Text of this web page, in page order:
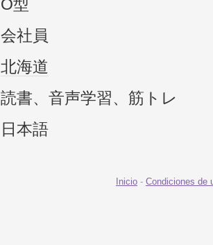
O型
会社員
北海道
読書、音声学習、筋トレ
日本語
Inicio - Condiciones de